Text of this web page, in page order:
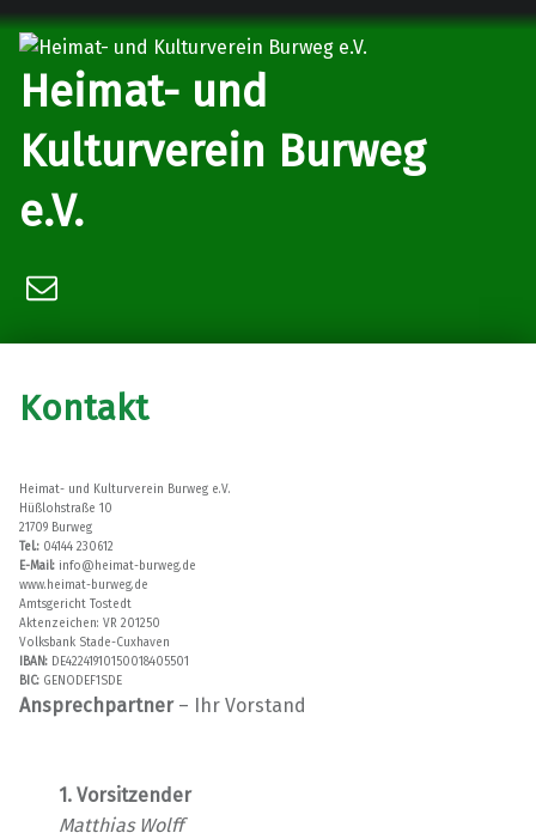
Heimat- und
Kulturverein Burweg
e.V.
Kontakt
Heimat- und Kulturverein Burweg e.V.
Hüßlohstraße 10
21709 Burweg
Tel.: 04144 230612
E-Mail: info@heimat-burweg.de
www.heimat-burweg.de
Amtsgericht Tostedt
Aktenzeichen: VR 201250
Volksbank Stade-Cuxhaven
IBAN: DE42241910150018405501
BIC: GENODEF1SDE
Ansprechpartner– Ihr Vorstand
1. Vorsitzender
Matthias Wolff